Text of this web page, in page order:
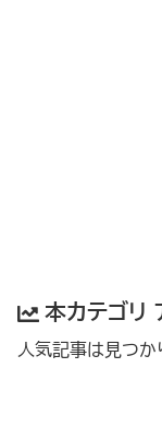
本カテゴリ
人気記事は見つか